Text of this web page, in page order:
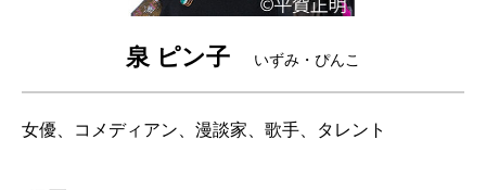
泉 ピン子 いずみ・ぴんこ
女優、コメディアン、漫談家、歌手、タレント